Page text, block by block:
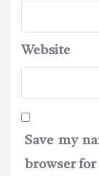
Website
Save my
browser